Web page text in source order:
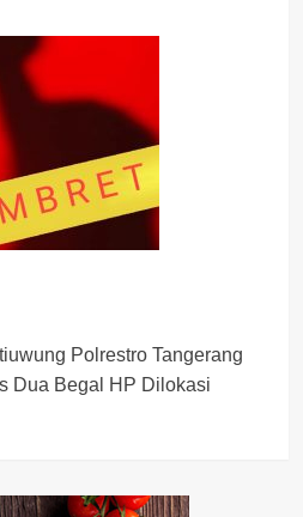
Polrestro Tangerang
Dua Begal HP Dilokasi